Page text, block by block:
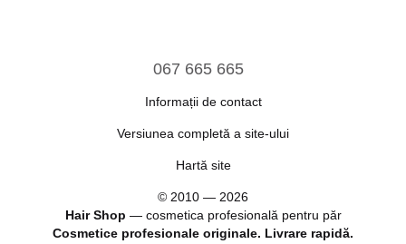
067 665 665
Informații de contact
Versiunea completă a site-ului
Hartă site
© 2010 — 2026
Hair Shop — cosmetica profesională pentru păr
Cosmetice profesionale originale. Livrare rapidă.